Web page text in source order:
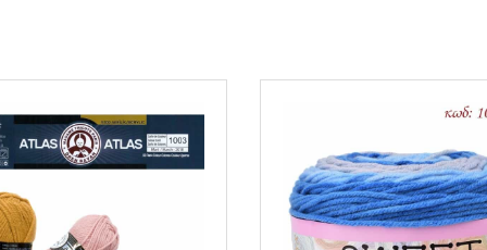
μπορούν
επιλεγούν
στη
του
προϊόντος